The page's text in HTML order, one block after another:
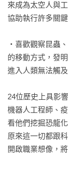
來成為太空人與
協助執行許多關
‧喜歡觀察昆蟲
的移動方式，發
進入人類無法觸
24位歷史上具影
機器人工程師、
看他們挖掘恐龍
原來這一切都跟
開啟職業想像，
努力研究自己有
你也可以成為拯